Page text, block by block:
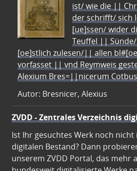
ist/ wie die ||
der schrifft/ sich
[ue]ssen/ wider
Teuffel ||
[oe]stlich zulesen/|| allen
vorfasset || vnd Reymweis
Alexium Bres=||nicerum
Autor: Bresnicer, Alexius
ZVDD - Zentrales Verzeichnis
Ist Ihr gesuchtes Werk noch
digitalen Bestand? Dann
unserem ZVDD Portal, das mehr